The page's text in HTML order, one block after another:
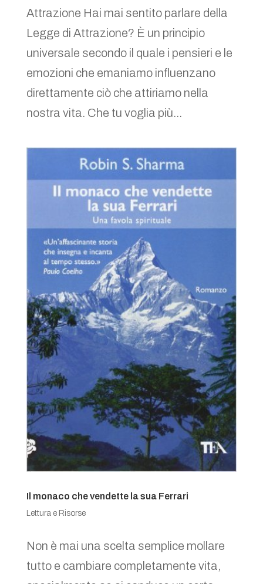
Attrazione Hai mai sentito parlare della
Legge di Attrazione? È un principio
universale secondo il quale i pensieri e le
emozioni che emaniamo influenzano
direttamente ciò che attiriamo nella
nostra vita. Che tu voglia più...
Il monaco che vendette la sua Ferrari
Lettura e Risorse
Non è mai una scelta semplice mollare
tutto e cambiare completamente vita,